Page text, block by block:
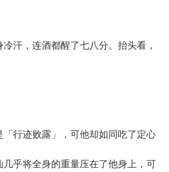
，连酒都醒了七八分。抬头看，
行迹败露」，可他却如同吃了定心
乎将全身的重量压在了他身上，可